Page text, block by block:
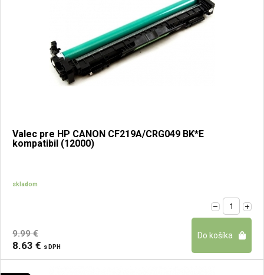
Valec pre HP CANON CF219A/CRG049 BK*E
kompatibil (12000)
skladom
9.99 €
8.63 € s DPH